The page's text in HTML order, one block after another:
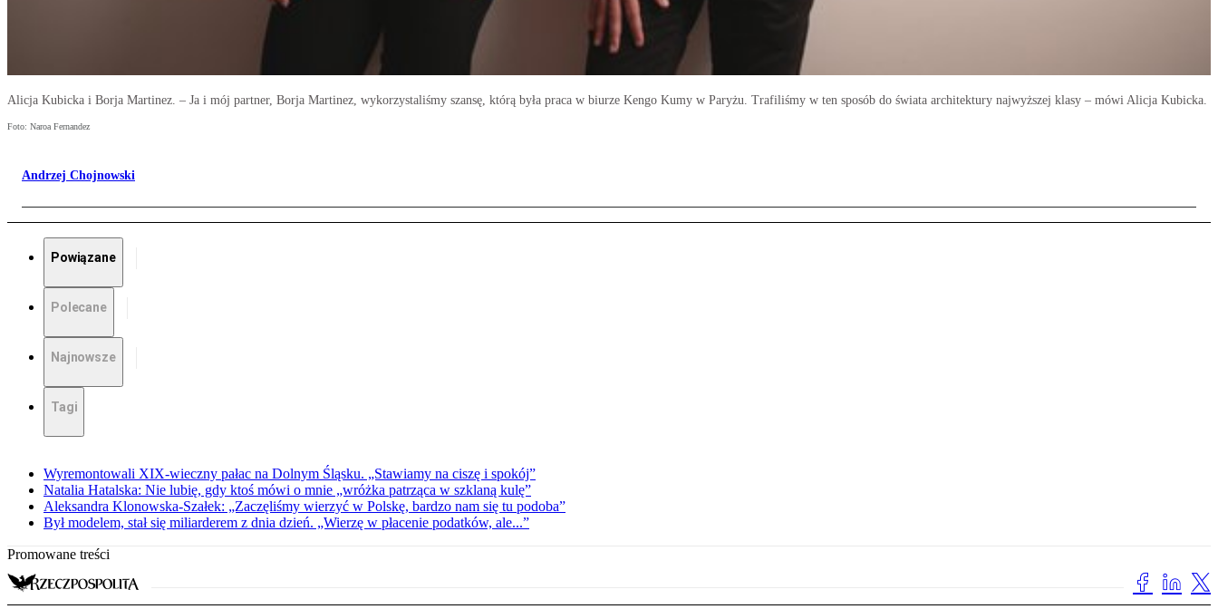
Alicja Kubicka i Borja Martinez. – Ja i mój partner, Borja Martinez, wykorzystaliśmy szansę, którą była praca w biurze Kengo Kumy w Paryżu. Trafiliśmy w ten sposób do świata architektury najwyższej klasy – mówi Alicja Kubicka.
Foto: Naroa Fernandez
Andrzej Chojnowski
Powiązane
Polecane
Najnowsze
Tagi
Wyremontowali XIX-wieczny pałac na Dolnym Śląsku. „Stawiamy na ciszę i spokój”
Natalia Hatalska: Nie lubię, gdy ktoś mówi o mnie „wróżka patrząca w szklaną kulę”
Aleksandra Klonowska-Szałek: „Zaczęliśmy wierzyć w Polskę, bardzo nam się tu podoba”
Był modelem, stał się miliarderem z dnia dzień. „Wierzę w płacenie podatków, ale...”
Promowane treści